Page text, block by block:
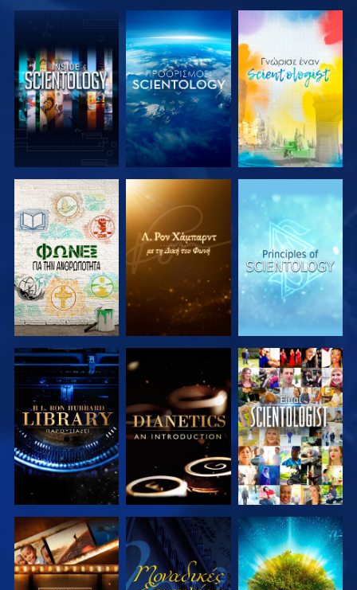
ΕΞΕΡΕΥΝΗΣΤΕ
ΤΗ ΣΕΙΡΑ
ΕΞΕΡΕΥΝΗΣΤΕ
ΤΗ ΣΕΙΡΑ
ΕΞΕΡΕΥΝΗΣΤΕ
ΤΗ ΣΕΙΡΑ
ΕΞΕΡΕΥΝΗΣΤΕ
ΤΗ ΣΕΙΡΑ
ΕΞΕΡΕΥΝΗΣΤΕ
ΤΗ ΣΕΙΡΑ
ΠΑΡΑΚΟΛΟΥΘΗΣΤΕ
ΕΞΕΡΕΥΝΗΣΤΕ
ΤΗ ΣΕΙΡΑ
ΠΑΡΑΚΟΛΟΥΘΗΣΤΕ
ΕΞΕΡΕΥΝΗΣΤΕ
ΤΗ ΣΕΙΡΑ